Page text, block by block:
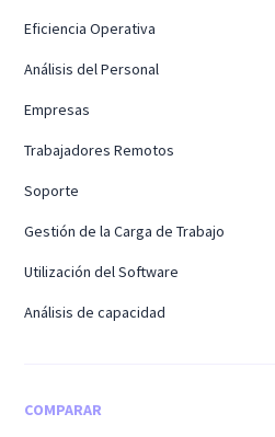
Eficiencia Operativa
Análisis del Personal
Empresas
Trabajadores Remotos
Soporte
Gestión de la Carga de Trabajo
Utilización del Software
Análisis de capacidad
COMPARAR